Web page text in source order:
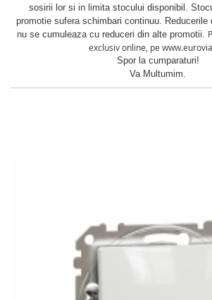
sosirii lor si in limita stocului disponibil.
promotie sufera schimbari continuu. Reducerile
nu se cumuleaza cu reduceri din alte promotii.
exclusiv online, pe
Spor la cumparaturi!
Va Multumim.